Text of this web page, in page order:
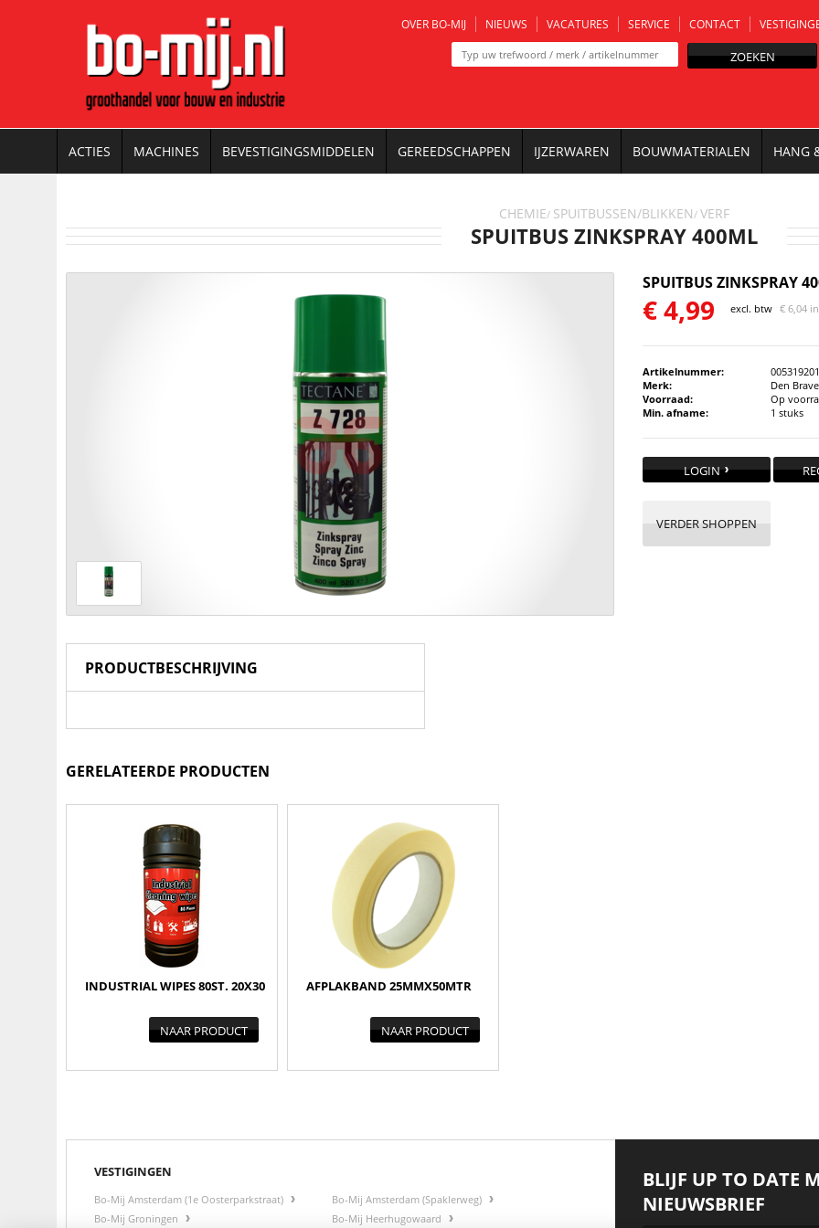
OVER BO-MIJ NIEUWS VACATURES SERVICE CONTACT
ZOEKEN
ACTIES MACHINES BEVESTIGINGSMIDDELEN GEREEDSCHAPPEN IJZERWAREN BOUWMATERIALEN HANG
CHEMIE/ SPUITBUSSEN/BLIKKEN/ VERF
SPUITBUS ZINKSPRAY 400ML
SPUITBUS ZINKSPRAY
€4,99 excl. btw € 6,04
Artikelnummer:
Merk:
Den
Voorraad:
Op
Min. afname:
1 stuks
LOGIN
VERDER SHOPPEN
PRODUCTBESCHRIJVING
GERELATEERDE PRODUCTEN
INDUSTRIAL WIPES 80ST. 20X30
NAAR PRODUCT
AFPLAKBAND 25MMX50MTR
NAAR PRODUCT
VESTIGINGEN
Bo-Mij Amsterdam (1e Oosterparkstraat)
Bo-Mij Amsterdam (Spaklerweg)
Bo-Mij Groningen
Bo-Mij Heerhugowaard
BLIJF UP TO DATE
NIEUWSBRIEF